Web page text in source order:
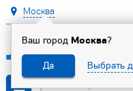
Москва
Ваш город Москва?
Да Выбрать